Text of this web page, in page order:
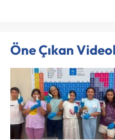
Öne Çıkan